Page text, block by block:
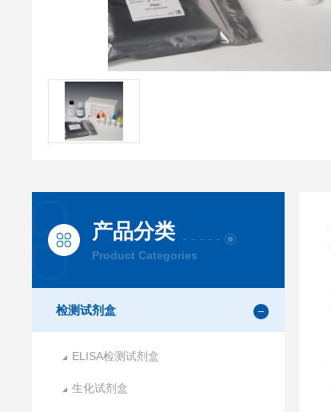
产品分类
Product Categories
检测试剂盒
ELISA检测试剂盒
生化试剂盒